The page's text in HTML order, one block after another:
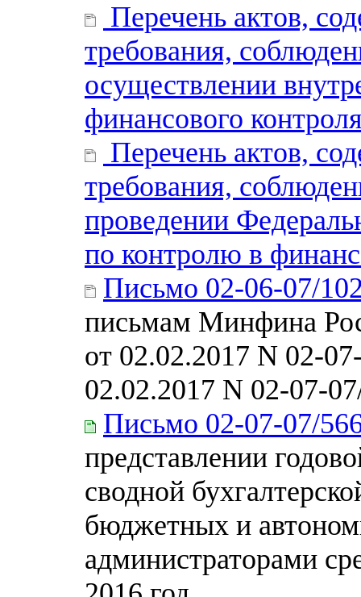
Перечень актов,
требования,
осуществлении
финансового
Перечень актов,
требования,
проведении
по контролю в
Письмо 02-06-07/
письмам Минфина
от 02.02.2017 N 02-
02.02.2017 N 02-07-
Письмо 02-07-07/
представлении
сводной
бюджетных и
администраторами